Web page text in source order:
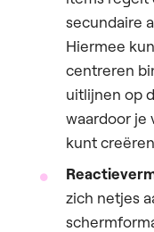
secundaire
Hiermee
centreren
uitlijnen op
waardoor je
kunt
zich netjes